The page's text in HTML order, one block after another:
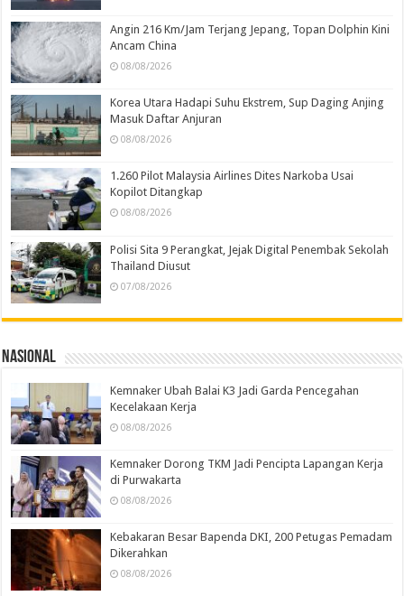
Angin 216 Km/Jam Terjang Jepang, Topan Dolphin Kini
Ancam China
08/08/2026
Korea Utara Hadapi Suhu Ekstrem, Sup Daging Anjing
Masuk Daftar Anjuran
08/08/2026
1.260 Pilot Malaysia Airlines Dites Narkoba Usai
Kopilot Ditangkap
08/08/2026
Polisi Sita 9 Perangkat, Jejak Digital Penembak Sekolah
Thailand Diusut
07/08/2026
Nasional
Kemnaker Ubah Balai K3 Jadi Garda Pencegahan
Kecelakaan Kerja
08/08/2026
Kemnaker Dorong TKM Jadi Pencipta Lapangan Kerja
di Purwakarta
08/08/2026
Kebakaran Besar Bapenda DKI, 200 Petugas Pemadam
Dikerahkan
08/08/2026